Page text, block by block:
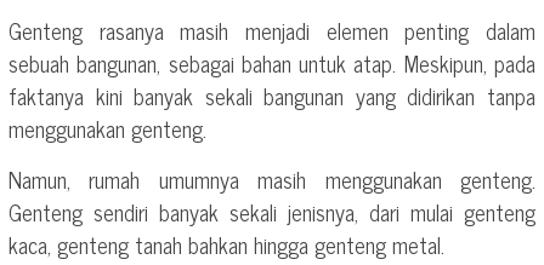
Genteng rasanya masih menjadi elemen penting dalam
sebuah bangunan, sebagai bahan untuk atap. Meskipun, pada
faktanya kini banyak sekali bangunan yang didirikan tanpa
menggunakan genteng.
Namun, rumah umumnya masih menggunakan genteng.
Genteng sendiri banyak sekali jenisnya, dari mulai genteng
kaca, genteng tanah bahkan hingga genteng metal.